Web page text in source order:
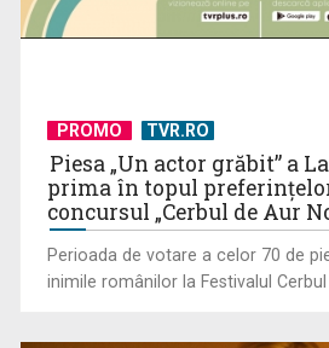
Horaţiu Mălăele ...
PROMO TVR.RO
Piesa „Un actor grăbit” a
prima în topul
concursul „Cerbul de Aur
Perioada de votare a celor 70 de
inimile românilor la Festivalul